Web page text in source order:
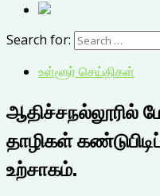
Search for:
உள்ளூர் செய்திகள்
ஆதிச்சநல்லூரில்
தாழிகள்
உற்சாகம்.